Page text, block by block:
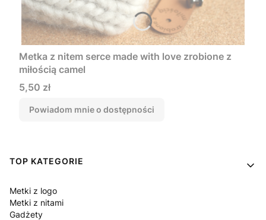
Metka z nitem serce made with love zrobione z
miłością camel
Cena
5,50 zł
Powiadom mnie o dostępności
Linki w stopce
TOP KATEGORIE
Metki z logo
Metki z nitami
Gadżety